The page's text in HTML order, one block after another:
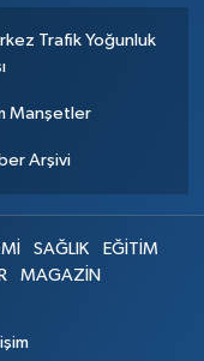
Trafik Yoğunluk
Manşetler
Arşivi
SAĞLIK
EĞİTİM
MAGAZİN